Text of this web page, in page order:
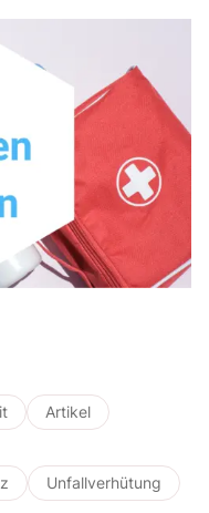
Artikel
Unfallverhütung